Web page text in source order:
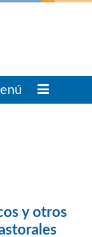
y otros